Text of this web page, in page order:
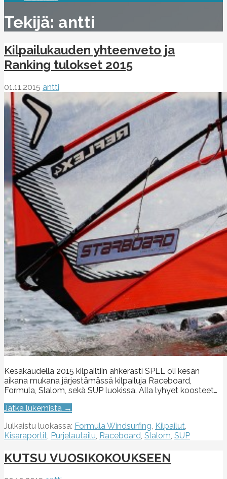
Tekijä: antti
Kilpailukauden yhteenveto ja
Ranking tulokset 2015
01.11.2015 antti
Kesäkaudella 2015 kilpailtiin ahkerasti SPLL oli kesän
aikana mukana järjestämässä kilpailuja Raceboard,
Formula, Slalom, sekä SUP luokissa. Alla lyhyet koosteet…
Jatka lukemista →
Julkaistu luokassa: Formula Windsurfing Kilpailut
Kisaraportit Purjelautailu Raceboard Slalom SUP
KUTSU VUOSIKOKOUKSEEN